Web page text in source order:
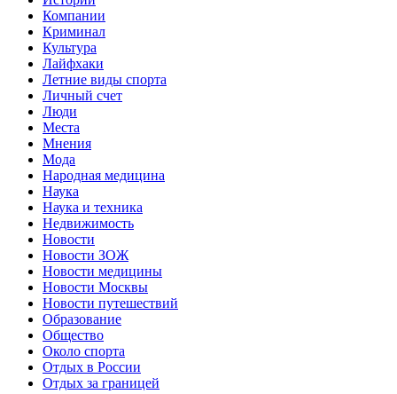
Компании
Криминал
Культура
Лайфхаки
Летние виды спорта
Личный счет
Люди
Места
Мнения
Мода
Народная медицина
Наука
Наука и техника
Недвижимость
Новости
Новости ЗОЖ
Новости медицины
Новости Москвы
Новости путешествий
Образование
Общество
Около спорта
Отдых в России
Отдых за границей